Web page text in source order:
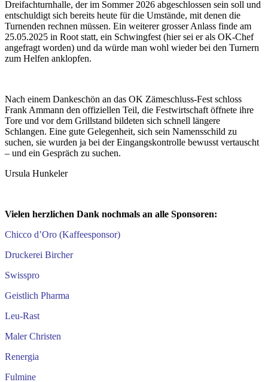
Dreifachturnhalle, der im Sommer 2026 abgeschlossen sein soll und
entschuldigt sich bereits heute für die Umstände, mit denen die
Turnenden rechnen müssen. Ein weiterer grosser Anlass finde am
25.05.2025 in Root statt, ein Schwingfest (hier sei er als OK-Chef
angefragt worden) und da würde man wohl wieder bei den Turnern
zum Helfen anklopfen.
Nach einem Dankeschön an das OK Zämeschluss-Fest schloss
Frank Ammann den offiziellen Teil, die Festwirtschaft öffnete ihre
Tore und vor dem Grillstand bildeten sich schnell längere
Schlangen. Eine gute Gelegenheit, sich sein Namensschild zu
suchen, sie wurden ja bei der Eingangskontrolle bewusst vertauscht
– und ein Gespräch zu suchen.
Ursula Hunkeler
Vielen herzlichen Dank nochmals an alle Sponsoren:
Chicco d’Oro (Kaffeesponsor)
Druckerei Bircher
Swisspro
Geistlich Pharma
Leu-Rast
Maler Christen
Renergia
Fulmine